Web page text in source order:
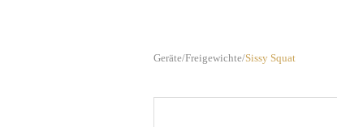
Geräte/Freigewichte/Sissy Squat